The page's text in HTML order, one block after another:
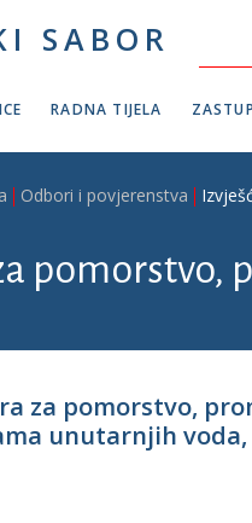
SABOR
RADNA TIJELA
Odbori i povjerenstva
za pomorstvo,
unutarnjih